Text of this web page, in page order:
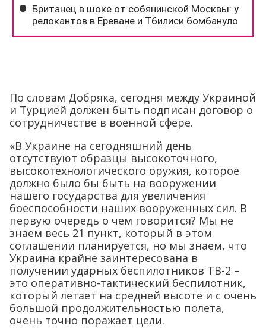
По словам Добряка, сегодня между Украиной
и Турцией должен быть подписан договор о
сотрудничестве в военной сфере.
«В Украине на сегодняшний день
отсутствуют образцы высокоточного,
высокотехнологического оружия, которое
должно было бы быть на вооружении
нашего государства для увеличения
боеспособности наших вооруженных сил. В
первую очередь о чем говорится? Мы не
знаем весь 21 пункт, который в этом
соглашении планируется, но мы знаем, что
Украина крайне заинтересована в
получении ударных беспилотников ТВ-2 –
это оперативно-тактический беспилотник,
который летает на средней высоте и с очень
большой продолжительностью полета,
очень точно поражает цели.